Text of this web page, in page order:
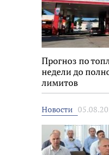
Прогноз по
недели до
лимитов
Новости